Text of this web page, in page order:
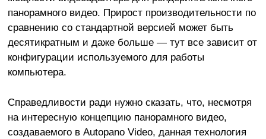
панорамного видео. Прирост производительности по
сравнению со стандартной версией может быть
десятикратным и даже больше — тут все зависит от
конфигурации используемого для работы
компьютера.
Справедливости ради нужно сказать, что, несмотря
на интересную концепцию панорамного видео,
создаваемого в Autopano Video, данная технология